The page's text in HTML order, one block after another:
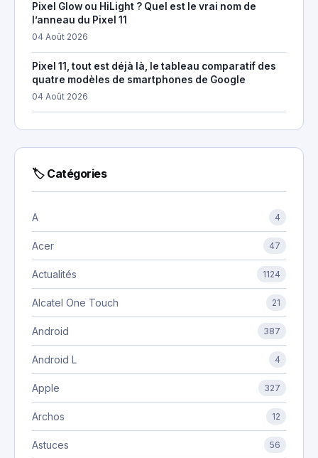
Pixel Glow ou HiLight ? Quel est le vrai nom de
l’anneau du Pixel 11
04 Août 2026
Pixel 11, tout est déjà là, le tableau comparatif des
quatre modèles de smartphones de Google
04 Août 2026
🏷 Catégories
A 4
Acer 47
Actualités 1124
Alcatel One Touch 21
Android 387
Android L 4
Apple 327
Archos 12
Astuces 56